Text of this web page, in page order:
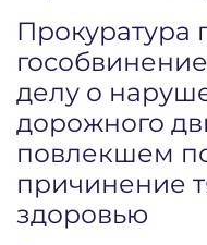
Прокуратура
делу о
дорожного
повлекшем
причинение
здоровью